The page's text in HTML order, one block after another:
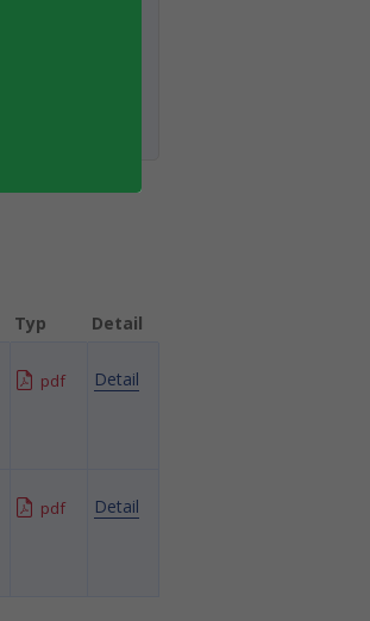
Typ Detail
pdf Detail
pdf Detail